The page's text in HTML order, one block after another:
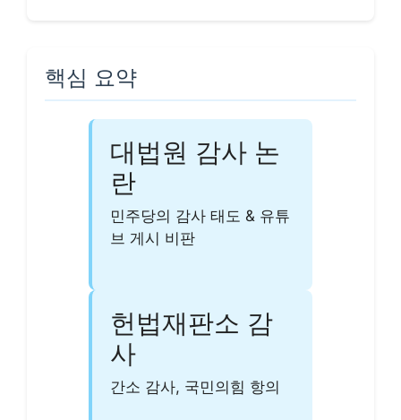
핵심 요약
대법원 감사 논
란
민주당의 감사 태도 & 유튜
브 게시 비판
헌법재판소 감
사
간소 감사, 국민의힘 항의